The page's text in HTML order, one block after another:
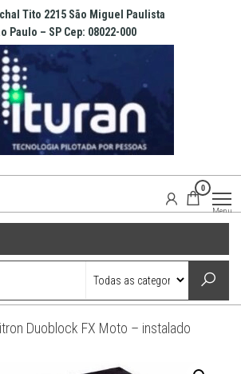
Tito 2215 São Miguel Paulista
Paulo – SP Cep: 08022-000
0
Menu
Duoblock FX Moto – instalado